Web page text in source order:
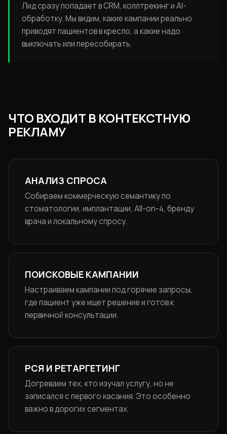
Лид сразу попадает в CRM, коллтрекинг и AI-
обработку. Мы видим, какие кампании реально
приводят пациентов в кресло, а какие надо
выключать или пересобирать.
ЧТО ВХОДИТ В КОНТЕКСТНУЮ
РЕКЛАМУ
АНАЛИЗ СПРОСА
Собираем коммерческую семантику по
стоматологии, имплантации, All-on-4, бренду
врача и локальному спросу.
ПОИСКОВЫЕ КАМПАНИИ
Настраиваем кампании под горячие запросы,
где пациент уже ищет решение и готов к
первичной консультации.
РСЯ И РЕТАРГЕТИНГ
Догреваем тех, кто изучал услугу, но не
записался с первого касания. Это особенно
важно в дорогих сегментах.